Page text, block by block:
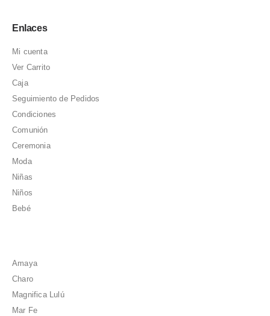
Enlaces
Mi cuenta
Ver Carrito
Caja
Seguimiento de Pedidos
Condiciones
Comunión
Ceremonia
Moda
Niñas
Niños
Bebé
Amaya
Charo
Magnifica Lulú
Mar Fe